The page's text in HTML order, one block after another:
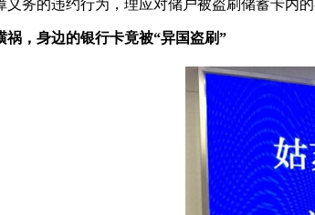
务的违约行为，理应对储户被盗刷储蓄卡内的
祸，身边的银行卡竟被“异国盗刷”